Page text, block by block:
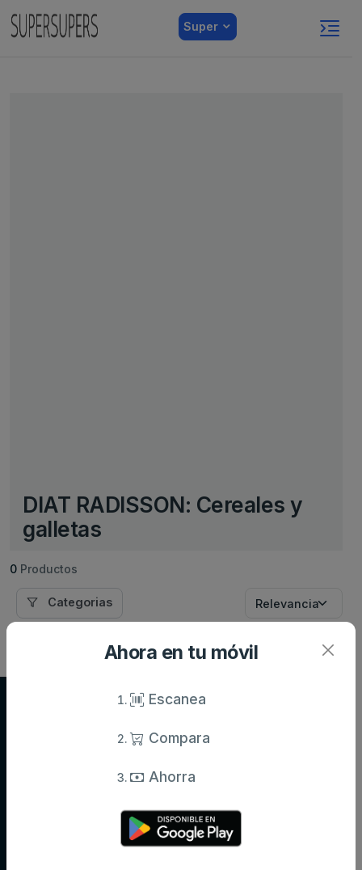
Super
DIAT RADISSON: Cereales y
galletas
0 Productos
Categorias
Ahora en tu móvil
Escanea
Compara
Ahorra
Supersupers.com
Información actualizada de miles de productos.
Agua y